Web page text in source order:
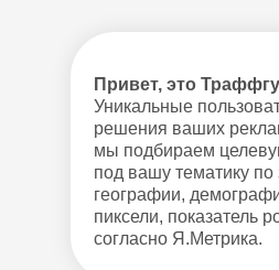
Привет, это
Уникальные
решения ваших
мы подбираем
под вашу тематику по
географии,
пиксели, показатель
согласно Я.Метрика.